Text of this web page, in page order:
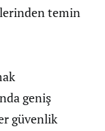
temin
geniş
güvenlik